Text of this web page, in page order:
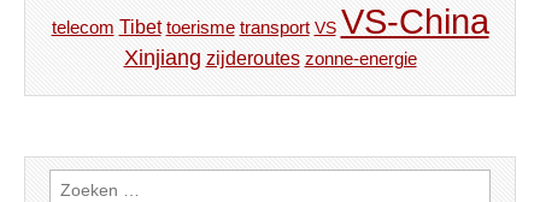
telecom Tibet toerisme transport VS VS-China
Xinjiang zijderoutes zonne-energie
Zoeken